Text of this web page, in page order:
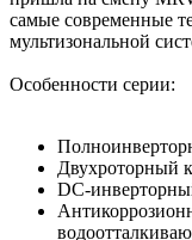
самые современные
мультизональной
Особенности серии:
Двухроторный
DС-